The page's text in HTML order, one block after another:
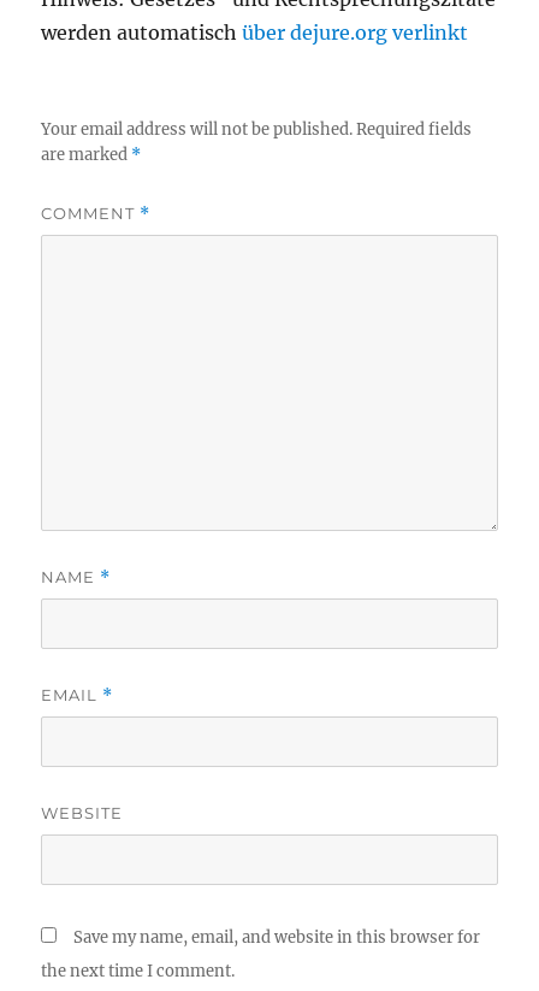
werden automatischüber dejure.org verlinkt
Your email address will not be published. Required fields
are marked *
COMMENT *
NAME *
EMAIL *
WEBSITE
Save my name, email, and website in this browser for
the next time I comment.